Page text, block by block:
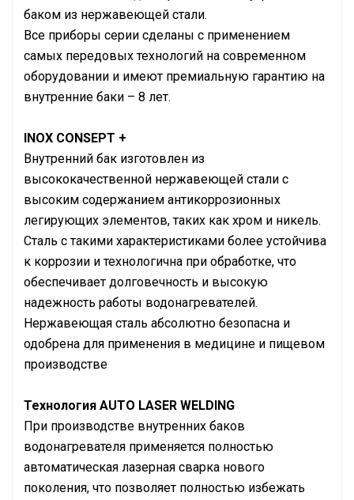
баком из нержавеющей стали.
Все приборы серии сделаны с применением
самых передовых технологий на современном
оборудовании и имеют премиальную гарантию на
внутренние баки – 8 лет.
INOX CONSEPT +
Внутренний бак изготовлен из
высококачественной нержавеющей стали с
высоким содержанием антикоррозионных
легирующих элементов, таких как хром и никель.
Сталь с такими характеристиками более устойчива
к коррозии и технологична при обработке, что
обеспечивает долговечность и высокую
надежность работы водонагревателей.
Нержавеющая сталь абсолютно безопасна и
одобрена для применения в медицине и пищевом
производстве
Технология AUTO LASER WELDING
При производстве внутренних баков
водонагревателя применяется полностью
автоматическая лазерная сварка нового
поколения, что позволяет полностью избежать